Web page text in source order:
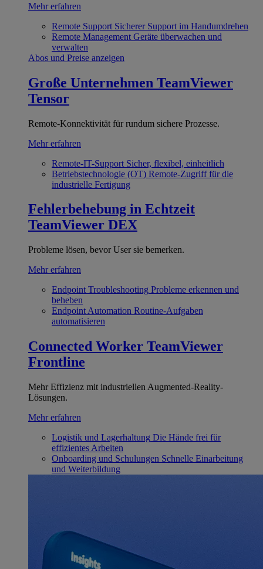
Mehr erfahren
Remote Support Sicherer Support im Handumdrehen
Remote Management Geräte überwachen und
verwalten
Abos und Preise anzeigen
Große Unternehmen TeamViewer
Tensor
Remote-Konnektivität für rundum sichere Prozesse.
Mehr erfahren
Remote-IT-Support Sicher, flexibel, einheitlich
Betriebstechnologie (OT) Remote-Zugriff für die
industrielle Fertigung
Fehlerbehebung in Echtzeit
TeamViewer DEX
Probleme lösen, bevor User sie bemerken.
Mehr erfahren
Endpoint Troubleshooting Probleme erkennen und
beheben
Endpoint Automation Routine-Aufgaben
automatisieren
Connected Worker TeamViewer
Frontline
Mehr Effizienz mit industriellen Augmented-Reality-
Lösungen.
Mehr erfahren
Logistik und Lagerhaltung Die Hände frei für
effizientes Arbeiten
Onboarding und Schulungen Schnelle Einarbeitung
und Weiterbildung